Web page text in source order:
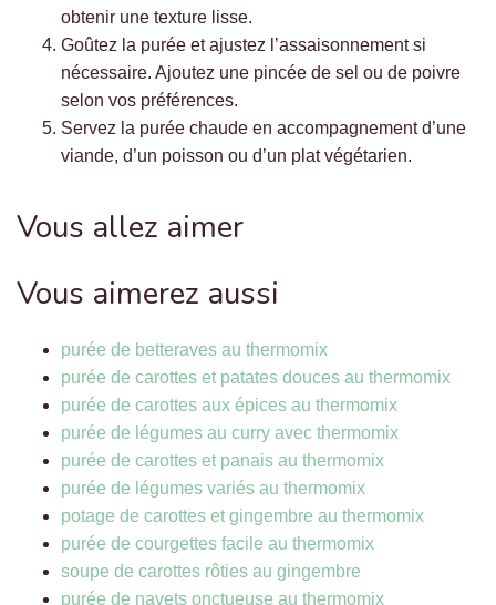
obtenir une texture lisse.
Goûtez la purée et ajustez l’assaisonnement si
nécessaire. Ajoutez une pincée de sel ou de poivre
selon vos préférences.
Servez la purée chaude en accompagnement d’une
viande, d’un poisson ou d’un plat végétarien.
Vous allez aimer
Vous aimerez aussi
purée de betteraves au thermomix
purée de carottes et patates douces au thermomix
purée de carottes aux épices au thermomix
purée de légumes au curry avec thermomix
purée de carottes et panais au thermomix
purée de légumes variés au thermomix
potage de carottes et gingembre au thermomix
purée de courgettes facile au thermomix
soupe de carottes rôties au gingembre
purée de navets onctueuse au thermomix